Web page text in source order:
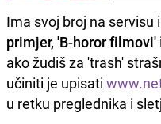
Ima svoj broj na servisu
primjer, 'B-horor filmovi'
ako žudiš za 'trash'
učiniti je upisati
u retku preglednika i